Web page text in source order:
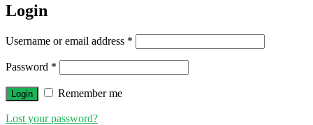
Login
Username or email address *
Password *
Remember me
Lost your password?